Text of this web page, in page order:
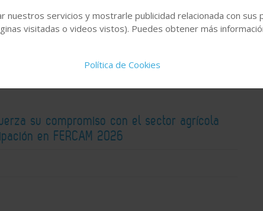
sostenible IDEKO
su compromiso con el sector agrícola
en FERCAM 2026
nuestros servicios y mostrarle publicidad relacionada con
visitadas o videos vistos). Puedes obtener más
Política de Cookies